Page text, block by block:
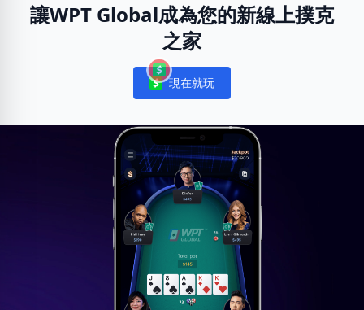
讓WPT Global成為您的新線上撲克
之家
Notifications
現在就玩